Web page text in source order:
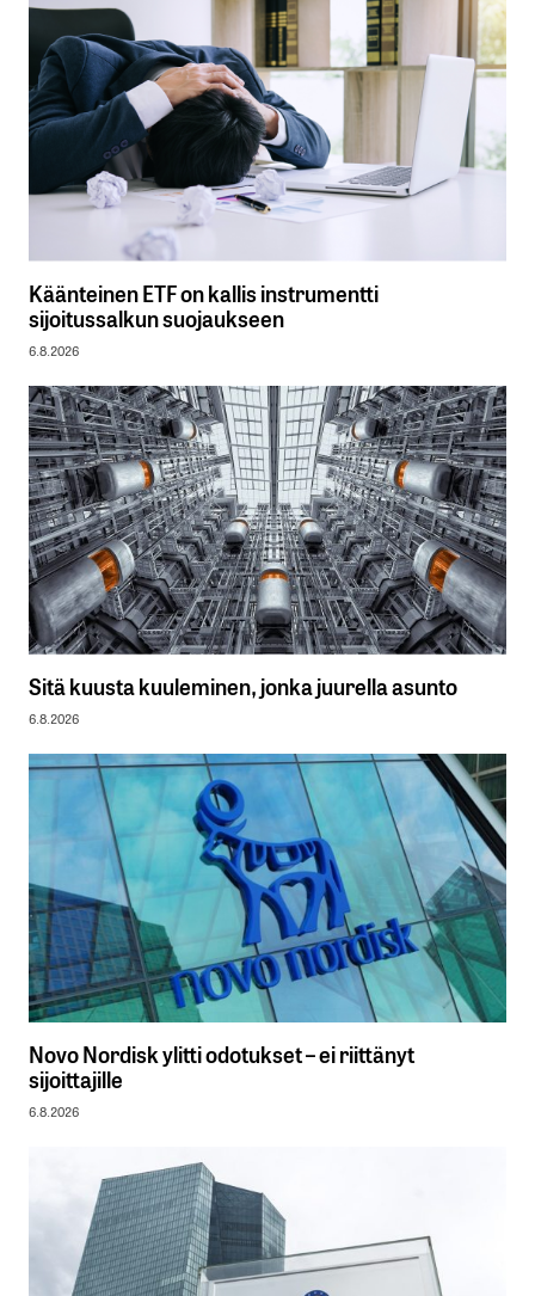
Käänteinen ETF on kallis instrumentti
sijoitussalkun suojaukseen
6.8.2026
Sitä kuusta kuuleminen, jonka juurella asunto
6.8.2026
Novo Nordisk ylitti odotukset – ei riittänyt
sijoittajille
6.8.2026